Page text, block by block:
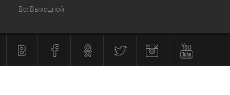
Вс: Выходной